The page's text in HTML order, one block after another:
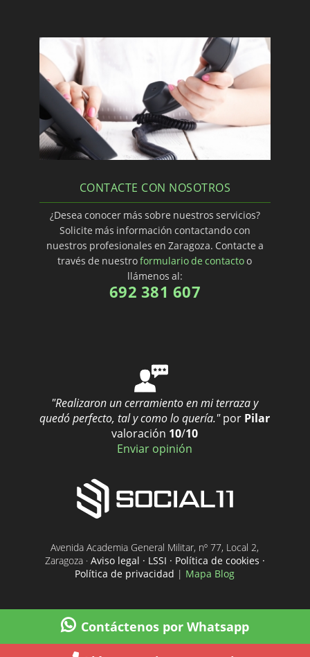
CONTACTE CON NOSOTROS
¿Desea conocer más sobre nuestros servicios?
Solicite más información contactando con
nuestros profesionales en Zaragoza. Contacte a
través de nuestroformulario de contactoo
llámenos al:
692 381 607
"Realizaron un cerramiento en mi terraza y
quedó perfecto, tal y como lo quería." por Pilar
valoración 10/10
Enviar opinión
Avenida Academia General Militar, nº 77, Local 2,
Zaragoza · Aviso legal · LSSI · Política de cookies ·
Política de privacidad | Mapa Blog
Contáctenos por Whatsapp